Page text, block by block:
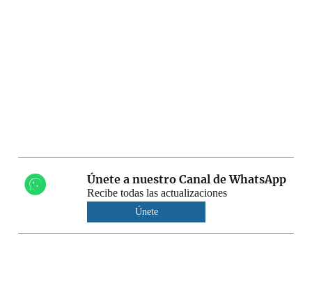
Únete a nuestro Canal de WhatsApp
Recibe todas las actualizaciones
Únete